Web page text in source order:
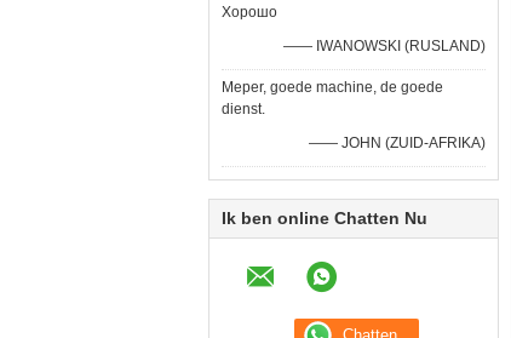
Хорошо
—— IWANOWSKI (RUSLAND)
Meper, goede machine, de goede
dienst.
—— JOHN (ZUID-AFRIKA)
Ik ben online Chatten Nu